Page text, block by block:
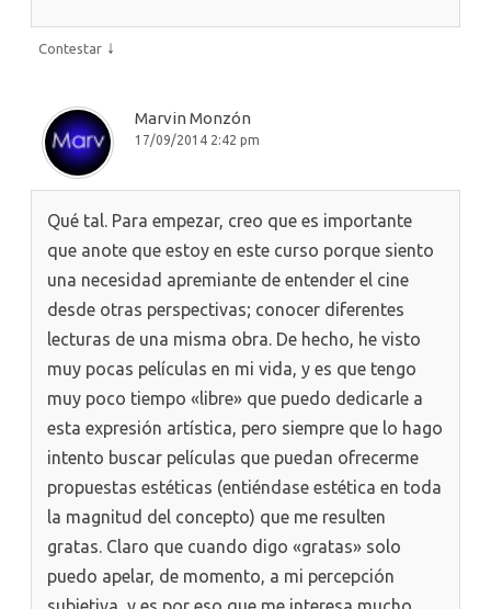
Contestar ↓
Marvin Monzón
17/09/2014 2:42 pm
Qué tal. Para empezar, creo que es importante
que anote que estoy en este curso porque siento
una necesidad apremiante de entender el cine
desde otras perspectivas; conocer diferentes
lecturas de una misma obra. De hecho, he visto
muy pocas películas en mi vida, y es que tengo
muy poco tiempo «libre» que puedo dedicarle a
esta expresión artística, pero siempre que lo hago
intento buscar películas que puedan ofrecerme
propuestas estéticas (entiéndase estética en toda
la magnitud del concepto) que me resulten
gratas. Claro que cuando digo «gratas» solo
puedo apelar, de momento, a mi percepción